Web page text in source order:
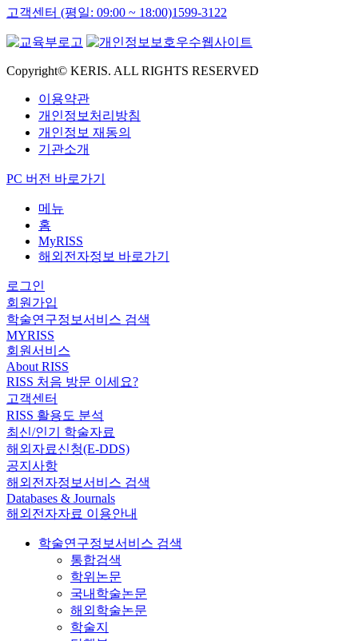
고객센터 (평일: 09:00 ~ 18:00)1599-3122
Copyright© KERIS. ALL RIGHTS RESERVED
이용약관
개인정보처리방침
개인정보 재동의
기관소개
PC 버전 바로가기
메뉴
홈
MyRISS
해외전자정보 바로가기
로그인
회원가입
학술연구정보서비스 검색
MYRISS
회원서비스
About RISS
RISS 처음 방문 이세요?
고객센터
RISS 활용도 분석
최신/인기 학술자료
해외자료신청(E-DDS)
공지사항
해외전자정보서비스 검색
Databases & Journals
해외전자자료 이용안내
학술연구정보서비스 검색
통합검색
학위논문
국내학술논문
해외학술논문
학술지